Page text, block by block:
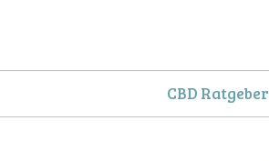
CBD Ratgeber